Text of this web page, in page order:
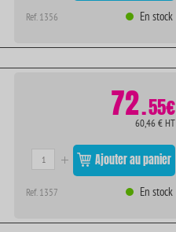
Ref. 1356 En stock
72.55€
60,46 € HT
Ajouter au panier
Ref. 1357 En stock